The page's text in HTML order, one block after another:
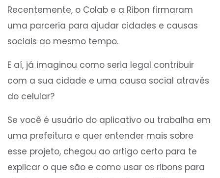
Recentemente, o Colab e a Ribon firmaram
uma parceria para ajudar cidades e causas
sociais ao mesmo tempo.
E aí, já imaginou como seria legal contribuir
com a sua cidade e uma causa social através
do celular?
Se você é usuário do aplicativo ou trabalha em
uma prefeitura e quer entender mais sobre
esse projeto, chegou ao artigo certo para te
explicar o que são e como usar os ribons para